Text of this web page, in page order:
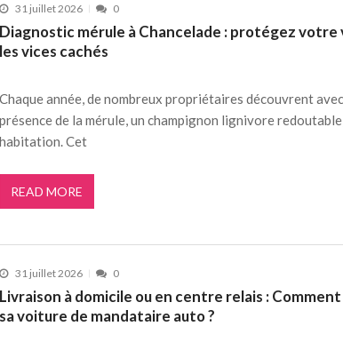
31 juillet 2026 0
Diagnostic mérule à Chancelade : protégez
les vices cachés
Chaque année, de nombreux propriétaires découvrent
présence de la mérule, un champignon lignivore
habitation. Cet
READ MORE
31 juillet 2026 0
Livraison à domicile ou en centre relais :
sa voiture de mandataire auto ?